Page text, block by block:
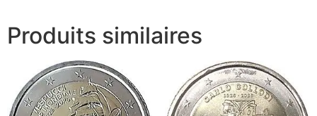
Produits similaires